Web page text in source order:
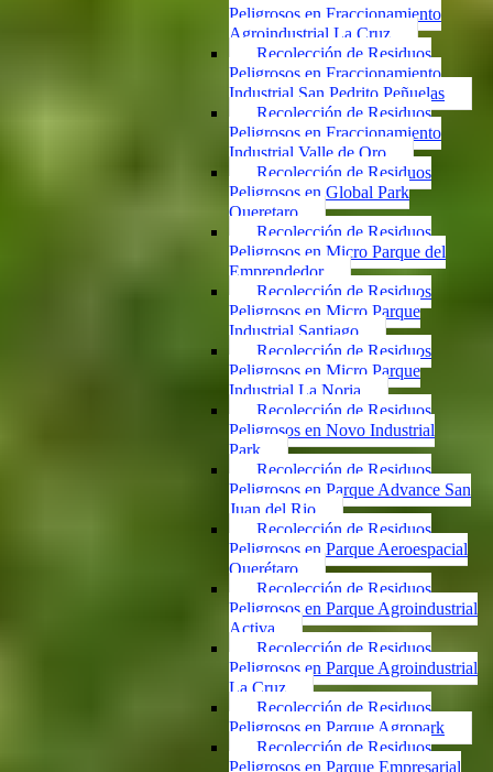
Peligrosos en Fraccionamiento
Agroindustrial La Cruz
Recolección de Residuos
Peligrosos en Fraccionamiento
Industrial San Pedrito Peñuelas
Recolección de Residuos
Peligrosos en Fraccionamiento
Industrial Valle de Oro
Recolección de Residuos
Peligrosos en Global Park
Queretaro
Recolección de Residuos
Peligrosos en Micro Parque del
Emprendedor
Recolección de Residuos
Peligrosos en Micro Parque
Industrial Santiago
Recolección de Residuos
Peligrosos en Micro Parque
Industrial La Noria
Recolección de Residuos
Peligrosos en Novo Industrial
Park
Recolección de Residuos
Peligrosos en Parque Advance San
Juan del Rio
Recolección de Residuos
Peligrosos en Parque Aeroespacial
Querétaro
Recolección de Residuos
Peligrosos en Parque Agroindustrial
Activa
Recolección de Residuos
Peligrosos en Parque Agroindustrial
La Cruz
Recolección de Residuos
Peligrosos en Parque Agropark
Recolección de Residuos
Peligrosos en Parque Empresarial